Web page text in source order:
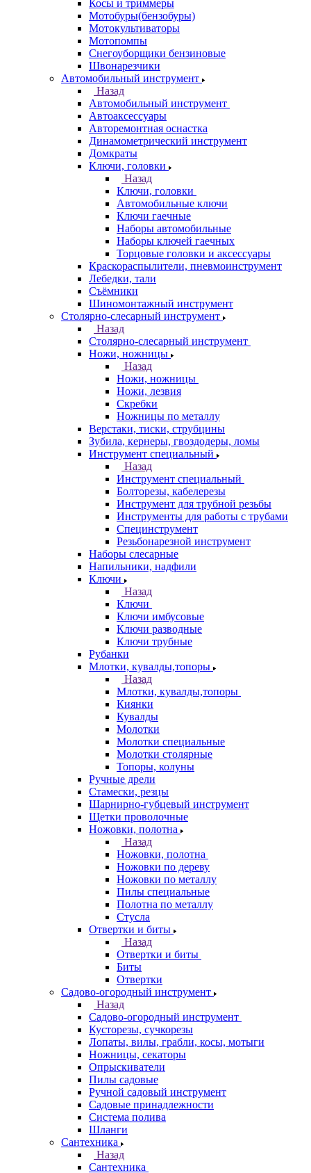
Косы и триммеры
Мотобуры(бензобуры)
Мотокультиваторы
Мотопомпы
Снегоуборщики бензиновые
Швонарезчики
Автомобильный инструмент
Назад
Автомобильный инструмент
Автоаксессуары
Авторемонтная оснастка
Динамометрический инструмент
Домкраты
Ключи, головки
Назад
Ключи, головки
Автомобильные ключи
Ключи гаечные
Наборы автомобильные
Наборы ключей гаечных
Торцовые головки и аксессуары
Краскораспылители, пневмоинструмент
Лебедки, тали
Съёмники
Шиномонтажный инструмент
Столярно-слесарный инструмент
Назад
Столярно-слесарный инструмент
Ножи, ножницы
Назад
Ножи, ножницы
Ножи, лезвия
Скребки
Ножницы по металлу
Верстаки, тиски, струбцины
Зубила, кернеры, гвоздодеры, ломы
Инструмент специальный
Назад
Инструмент специальный
Болторезы, кабелерезы
Инструмент для трубной резьбы
Инструменты для работы с трубами
Специнструмент
Резьбонарезной инструмент
Наборы слесарные
Напильники, надфили
Ключи
Назад
Ключи
Ключи имбусовые
Ключи разводные
Ключи трубные
Рубанки
Млотки, кувалды,топоры
Назад
Млотки, кувалды,топоры
Киянки
Кувалды
Молотки
Молотки специальные
Молотки столярные
Топоры, колуны
Ручные дрели
Стамески, резцы
Шарнирно-губцевый инструмент
Щетки проволочные
Ножовки, полотна
Назад
Ножовки, полотна
Ножовки по дереву
Ножовки по металлу
Пилы специальные
Полотна по металлу
Стусла
Отвертки и биты
Назад
Отвертки и биты
Биты
Отвертки
Садово-огородный инструмент
Назад
Садово-огородный инструмент
Кусторезы, сучкорезы
Лопаты, вилы, грабли, косы, мотыги
Ножницы, секаторы
Опрыскиватели
Пилы садовые
Ручной садовый инструмент
Садовые принадлежности
Система полива
Шланги
Сантехника
Назад
Сантехника